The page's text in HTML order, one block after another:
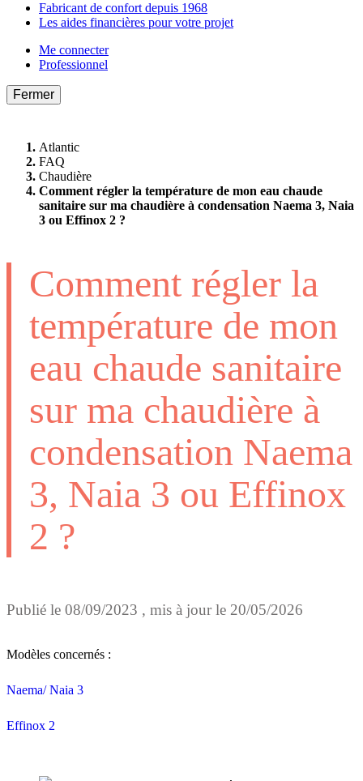
Fabricant de confort depuis 1968
Les aides financières pour votre projet
Me connecter
Professionnel
Fermer
Atlantic
FAQ
Chaudière
Comment régler la température de mon eau chaude
sanitaire sur ma chaudière à condensation Naema 3, Naia
3 ou Effinox 2 ?
Comment régler la
température de mon
eau chaude sanitaire
sur ma chaudière à
condensation Naema
3, Naia 3 ou Effinox
2 ?
Publié le 08/09/2023 , mis à jour le 20/05/2026
Modèles concernés :
Naema/ Naia 3
Effinox 2